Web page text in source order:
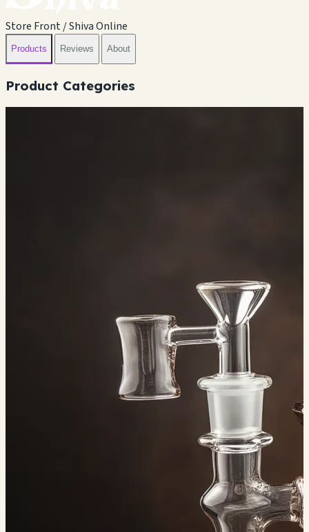
Store Front / Shiva Online
Products Reviews About
Product Categories